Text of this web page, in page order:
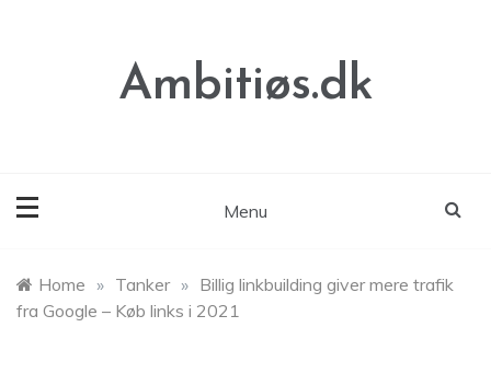
Ambitiøs.dk
Menu
Home » Tanker » Billig linkbuilding giver mere trafik
fra Google – Køb links i 2021